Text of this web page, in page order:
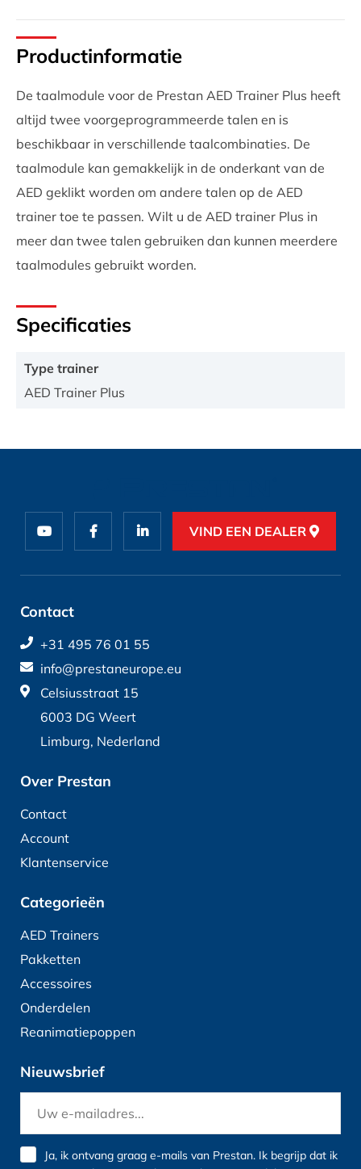
Productinformatie
De taalmodule voor de Prestan AED Trainer Plus heeft
altijd twee voorgeprogrammeerde talen en is
beschikbaar in verschillende taalcombinaties. De
taalmodule kan gemakkelijk in de onderkant van de
AED geklikt worden om andere talen op de AED
trainer toe te passen. Wilt u de AED trainer Plus in
meer dan twee talen gebruiken dan kunnen meerdere
taalmodules gebruikt worden.
Specificaties
Type trainer
AED Trainer Plus
VIND EEN DEALER
Contact
+31 495 76 01 55
info@prestaneurope.eu
Celsiusstraat 15
6003 DG Weert
Limburg, Nederland
Over Prestan
Contact
Account
Klantenservice
Categorieën
AED Trainers
Pakketten
Accessoires
Onderdelen
Reanimatiepoppen
Nieuwsbrief
Ja, ik ontvang graag e-mails van Prestan. Ik begrijp dat ik